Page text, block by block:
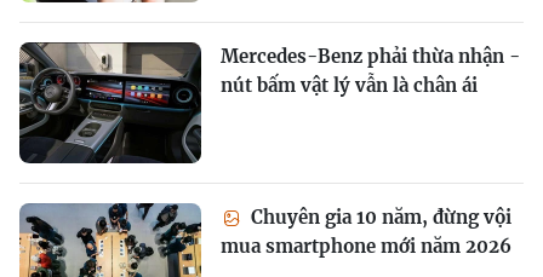
Mercedes-Benz phải thừa nhận -
nút bấm vật lý vẫn là chân ái
Chuyên gia 10 năm, đừng vội
mua smartphone mới năm 2026